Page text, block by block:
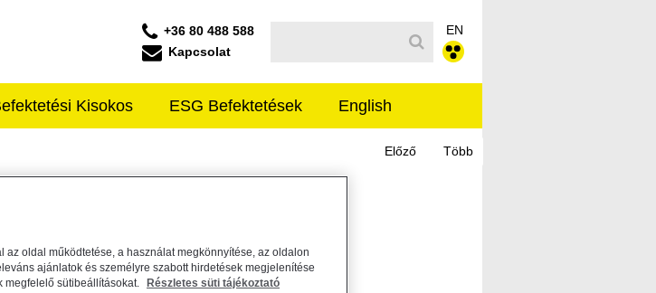
+36 80 488 588
Kapcsolat
EN
Kisokos ESG Befektetések English
az oldal működtetése, a használat megkönnyítése, az oldalon
ajánlatok és személyre szabott hirdetések megjelenítése
megfelelő sütibeállításokat. Részletes süti tájékoztató